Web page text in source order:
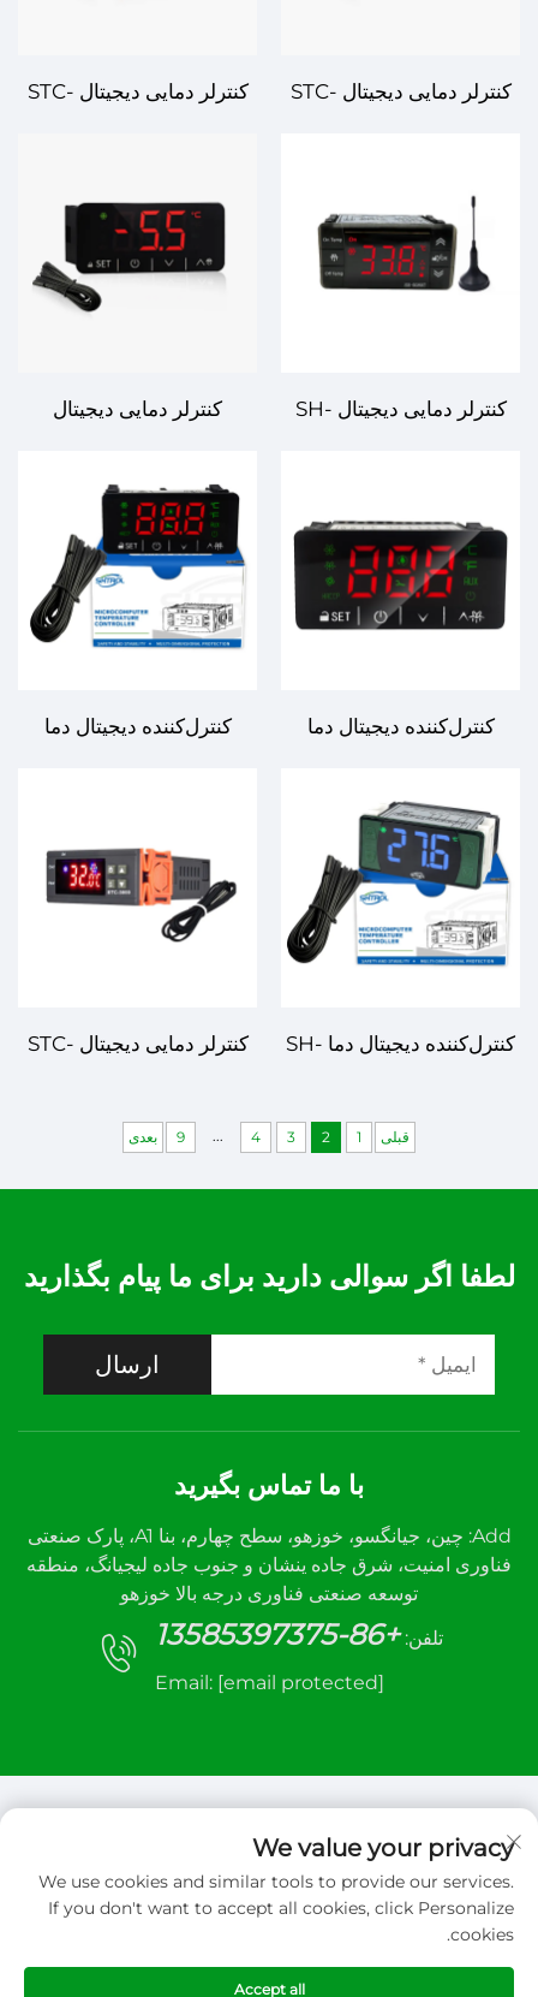
کنترلر دمایی دیجیتال STC-
کنترلر دمایی دیجیتال STC-
کنترلر دمایی دیجیتال SH-
تجاری
کنترلر دمایی دیجیتال
کاربردهای صنعتی و تجاری
کنترل‌کننده دیجیتال دما
کنترل‌کننده دیجیتال دما
کنترل‌کننده دیجیتال دما SH-
کنترلر دمایی دیجیتال STC-
برای کاربردهای صنعتی و
تجاری
قبلی 1
2
3
4
...
9 بعدی
لطفا اگر سوالی دارید برای ما پیام بگذارید
ارسال
با ما تماس بگیرید
Add: چین، جیانگسو، خوزهو، سطح چهارم، بنا A1، پارک صنعتی
فناوری امنیت، شرق جاده ینشان و جنوب جاده لیجیانگ، منطقه
توسعه صنعتی فناوری درجه بالا خوزهو
تلفن: +86-13585397375
Email: [email protected]
حق کپی‌رایت © 2026 شرکت مهندسی کنترل خودکار
شوسانه، محدوده. تمامی حقوق محفوظ است
We value your privacy
We use cookies and similar tools to provide our services.
If you don't want to accept all cookies, click Personalize
cookies.
Accept all